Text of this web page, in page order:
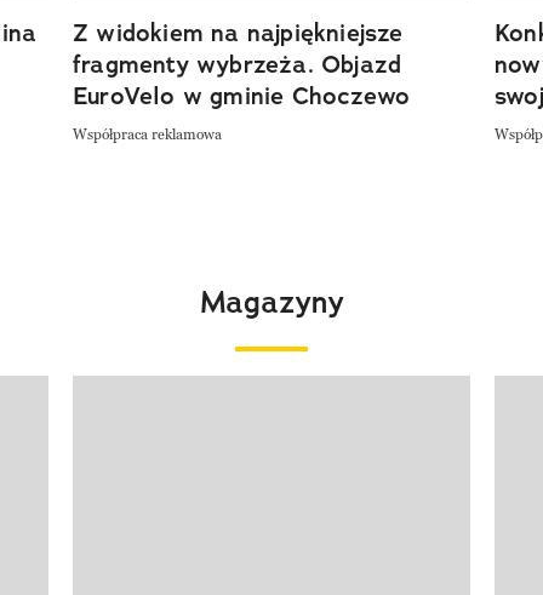
Z widokiem na najpiękniejsze
fragmenty wybrzeża. Objazd
EuroVelo w gminie Choczewo
Współpraca reklamowa
Magazyny